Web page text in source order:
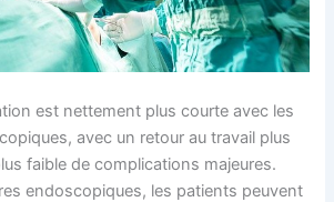
est nettement plus courte avec les
avec un retour au travail plus
faible de complications majeures.
endoscopiques, les patients peuvent